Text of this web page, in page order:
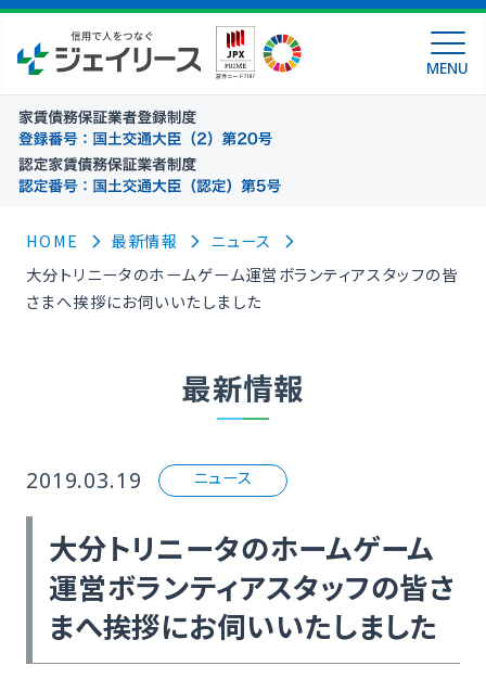
MENU
HOME 最新情報
ニュース
大分トリニータのホームゲーム運営ボランティアスタッフの皆
さまへ挨拶にお伺いいたしました
最新情報
2019.03.19 ニュース
大分トリニータのホームゲーム
運営ボランティアスタッフの皆さ
まへ挨拶にお伺いいたしました